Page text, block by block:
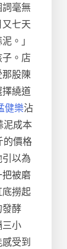
毫無
七天
。」
。店
股陳
繞道
健樂沾
泥成本
的價格
以為
被磨
撈起
酵
小
受到